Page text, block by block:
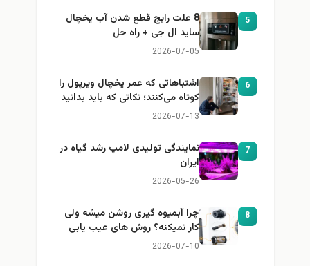
5
8 علت رایج قطع شدن آب یخچال
ساید ال جی + راه حل
2026-07-05
6
اشتباهاتی که عمر یخچال ویرپول را
کوتاه می‌کنند؛ نکاتی که باید بدانید
2026-07-13
7
نمایندگی تولیدی لامپ رشد گیاه در
ایران
2026-05-26
8
چرا آبمیوه گیری روشن میشه ولی
کار نمیکنه؟ روش های عیب یابی
2026-07-10